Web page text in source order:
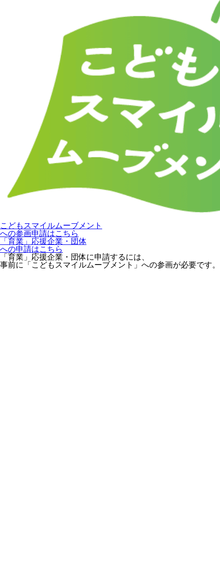
こどもスマイルムーブメント
への参画申請はこちら
「育業」応援企業・団体
への申請はこちら
「育業」応援企業・団体に申請するには、
事前に「こどもスマイルムーブメント」への参画が必要です。